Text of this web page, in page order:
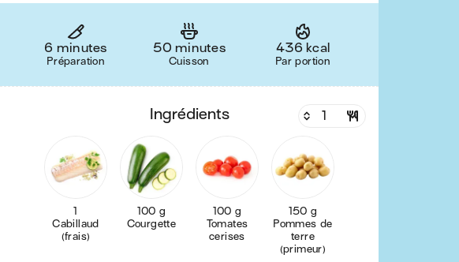
6 minutes
Préparation
50 minutes
Cuisson
436 kcal
Par portion
ingrédients
1
Cabillaud
(frais)
100 g
Courgette
100 g
Tomates
cerises
150 g
Pommes de
terre
(primeur)